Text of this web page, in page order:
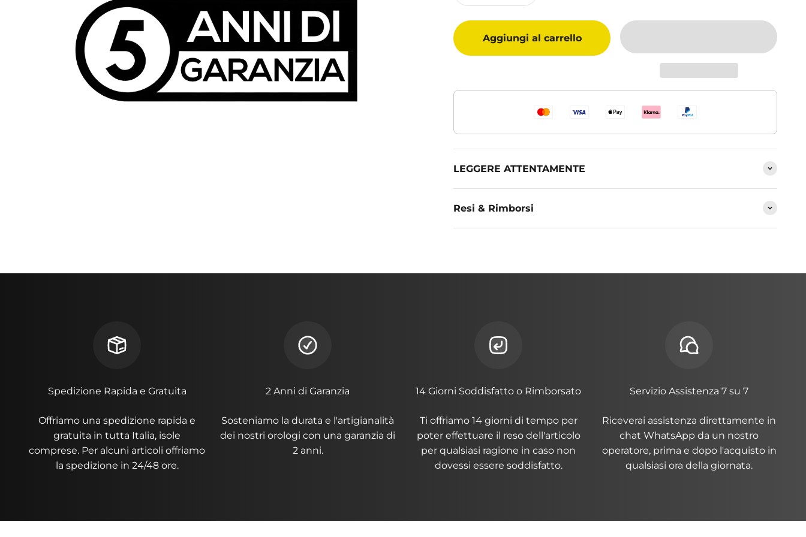
Aggiungi al carrello
LEGGERE ATTENTAMENTE
Resi & Rimborsi
Spedizione Rapida e Gratuita
Offriamo una spedizione rapida e
gratuita in tutta Italia, isole
comprese. Per alcuni articoli offriamo
la spedizione in 24/48 ore.
2 Anni di Garanzia
Sosteniamo la durata e l'artigianalità
dei nostri orologi con una garanzia di
2 anni.
14 Giorni Soddisfatto o Rimborsato
Ti offriamo 14 giorni di tempo per
poter effettuare il reso dell'articolo
per qualsiasi ragione in caso non
dovessi essere soddisfatto.
Servizio Assistenza 7 su 7
Riceverai assistenza direttamente in
chat WhatsApp da un nostro
operatore, prima e dopo l'acquisto in
qualsiasi ora della giornata.